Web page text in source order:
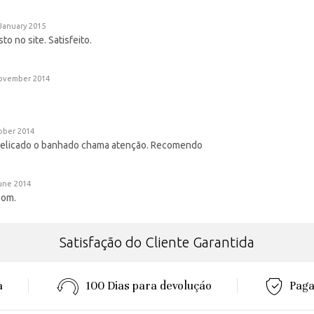
2015
no site. Satisfeito.
2014
2014
o banhado chama atenção. Recomendo
2014
Satisfação do Cliente Garantida
100 Dias para devoluçáo